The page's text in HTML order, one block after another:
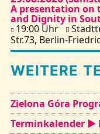
A presentation on
and Dignity in
19:00 Uhr
Str.73, Berlin-
WEITERE
Zielona Góra
Terminkalender ►